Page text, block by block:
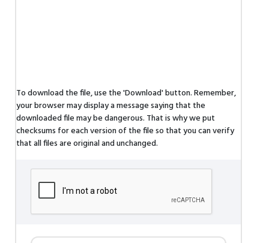
To download the file, use the 'Download' button. Remember,
your browser may display a message saying that the
downloaded file may be dangerous. That is why we put
checksums for each version of the file so that you can verify
that all files are original and unchanged.